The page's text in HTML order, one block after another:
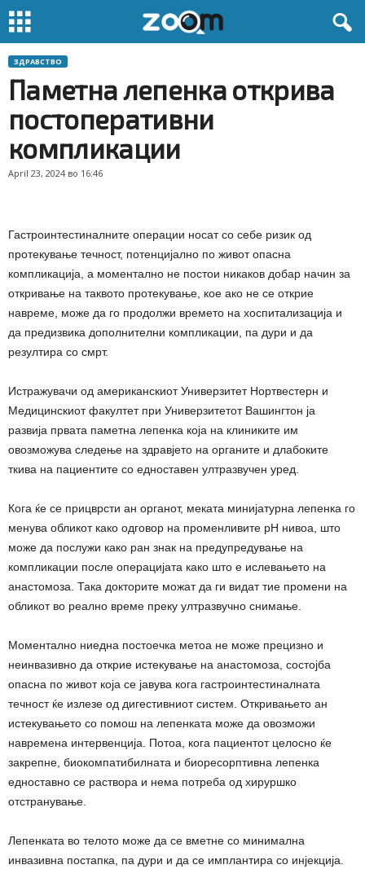
ЗДРАВСТВО
Паметна лепенка открива
постоперативни
компликации
April 23, 2024 во 16:46
Гастроинтестиналните операции носат со себе ризик од
протекување течност, потенцијално по живот опасна
компликација, а моментално не постои никаков добар начин за
откривање на таквото протекување, кое ако не се открие
навреме, може да го продолжи времето на хоспитализација и
да предизвика дополнителни компликации, па дури и да
резултира со смрт.
Истражувачи од американскиот Универзитет Нортвестерн и
Медицинскиот факултет при Универзитетот Вашингтон ја
развија првата паметна лепенка која на клиниките им
овозможува следење на здравјето на органите и длабоките
ткива на пациентите со едноставен ултразвучен уред.
Кога ќе се прицврсти ан органот, меката минијатурна лепенка го
менува обликот како одговор на променливите pH нивоа, што
може да послужи како ран знак на предупредување на
компликации после операцијата како што е ислевањето на
анастомоза. Така докторите можат да ги видат тие промени на
обликот во реално време преку ултразвучно снимање.
Моментално ниедна постоечка метоа не може прецизно и
неинвазивно да открие истекување на анастомоза, состојба
опасна по живот која се јавува кога гастроинтестиналната
течност ќе излезе од дигестивниот систем. Откривањето ан
истекувањето со помош на лепенката може да овозможи
навремена интервенција. Потоа, кога пациентот целосно ќе
закрепне, биокомпатибилната и биоресорптивна лепенка
едноставно се раствора и нема потреба од хируршко
отстранување.
Лепенката во телото може да се вметне со минимална
инвазивна постапка, па дури и да се имплантира со инјекција.